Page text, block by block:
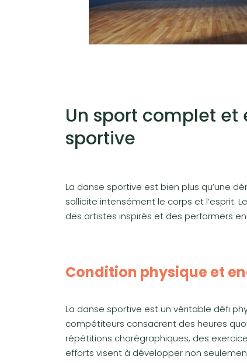
Un sport complet
sportive
La danse sportive est bien plus qu’une
sollicite intensément le corps et l’esprit.
des artistes inspirés et des performers
Condition physique et
La danse sportive est un véritable défi
compétiteurs consacrent des heures
répétitions chorégraphiques, des
efforts visent à développer non